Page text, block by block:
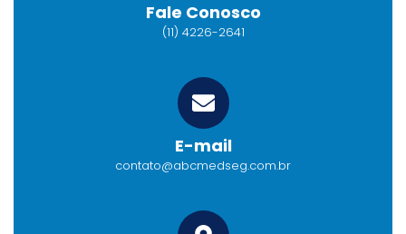
Fale Conosco
(11) 4226-2641
E-mail
contato@abcmedseg.com.br